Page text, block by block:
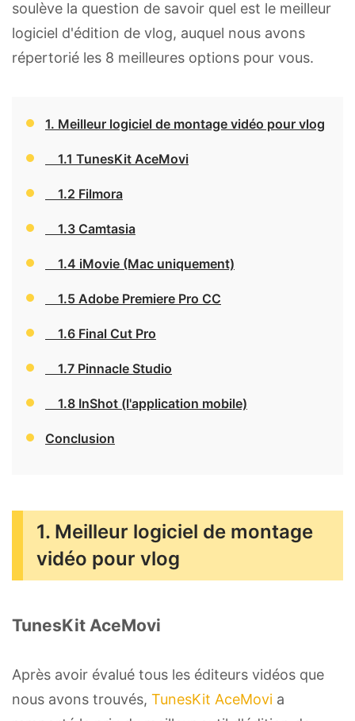
soulève la question de savoir quel est le meilleur
logiciel d'édition de vlog, auquel nous avons
répertorié les 8 meilleures options pour vous.
1. Meilleur logiciel de montage vidéo pour vlog
1.1 TunesKit AceMovi
1.2 Filmora
1.3 Camtasia
1.4 iMovie (Mac uniquement)
1.5 Adobe Premiere Pro CC
1.6 Final Cut Pro
1.7 Pinnacle Studio
1.8 InShot (l'application mobile)
Conclusion
1. Meilleur logiciel de montage
vidéo pour vlog
TunesKit AceMovi
Après avoir évalué tous les éditeurs vidéos que
nous avons trouvés, TunesKit AceMovi a